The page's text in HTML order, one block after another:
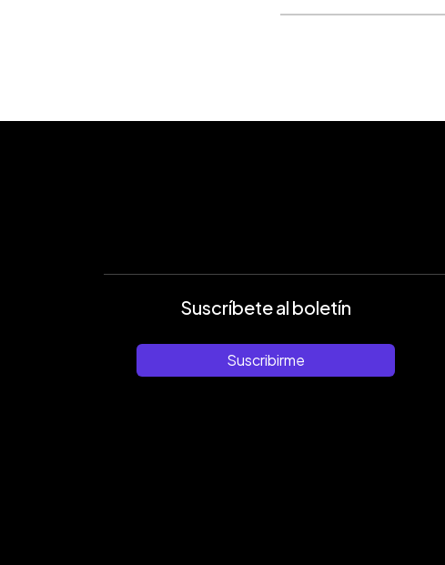
Suscríbete al boletín
Suscribirme